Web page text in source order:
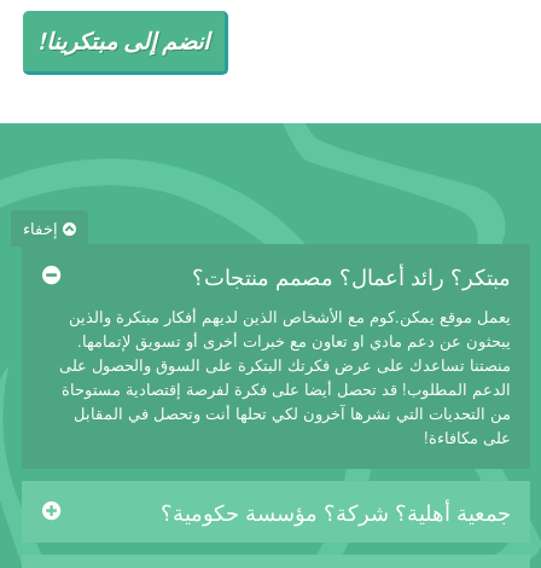
انضم إلى مبتكرينا!
إخفاء
مبتكر؟ رائد أعمال؟ مصمم منتجات؟
يعمل موقع يمكن.كوم مع الأشخاص الذين لديهم أفكار مبتكرة والذين
يبحثون عن دعم مادي او تعاون مع خبرات أخرى أو تسويق لإتمامها.
منصتنا تساعدك على عرض فكرتك البتكرة على السوق والحصول على
الدعم المطلوب! قد تحصل أيضا على فكرة لفرصة إقتصادية مستوحاة
من التحديات التي نشرها آخرون لكي تحلها أنت وتحصل في المقابل
على مكافاءة!
جمعية أهلية؟ شركة؟ مؤسسة حكومية؟